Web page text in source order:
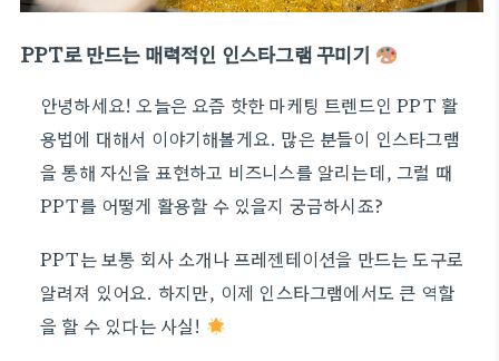
PPT로 만드는 매력적인 인스타그램 꾸미기
안녕하세요! 오늘은 요즘 핫한 마케팅 트렌드인 PPT 활
용법에 대해서 이야기해볼게요. 많은 분들이 인스타그램
을 통해 자신을 표현하고 비즈니스를 알리는데, 그럴 때
PPT를 어떻게 활용할 수 있을지 궁금하시죠?
PPT는 보통 회사 소개나 프레젠테이션을 만드는 도구로
알려져 있어요. 하지만, 이제 인스타그램에서도 큰 역할
을 할 수 있다는 사실!